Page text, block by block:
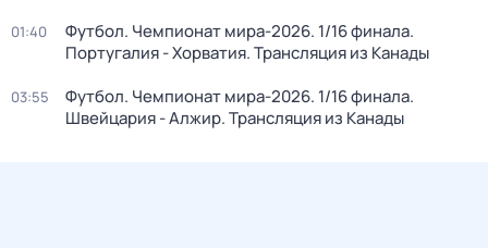
01:40
Футбол. Чемпионат мира-2026. 1/16 финала.
Португалия - Хорватия. Трансляция из Канады
03:55
Футбол. Чемпионат мира-2026. 1/16 финала.
Швейцария - Алжир. Трансляция из Канады